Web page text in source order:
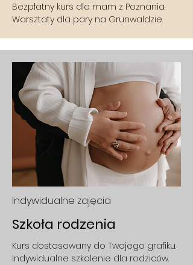
Bezpłatny kurs dla mam z Poznania.
Warsztaty dla pary na Grunwaldzie.
Indywidualne zajęcia
Szkoła rodzenia
Kurs dostosowany do Twojego grafiku.
Indywidualne szkolenie dla rodziców.